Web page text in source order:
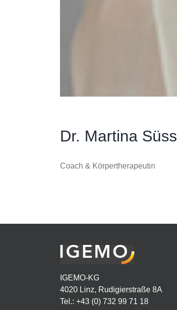
Dr. Martina Süss
Coach & Körpertherapeutin
IGEMO-KG
4020 Linz, Rudigierstraße 8A
Tel.: +43 (0) 732 99 71 18